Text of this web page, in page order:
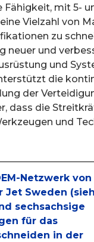
Fähigkeit, mit 5-
Vielzahl von
zu
neuer und
und
die
der
dass die
und
Netzwerk
Jet Sweden
sechsachsige
für das
in der